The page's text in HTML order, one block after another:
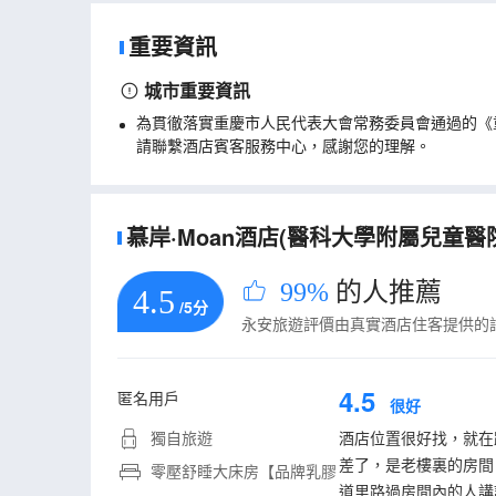
重要資訊
城市重要資訊
為貫徹落實重慶市人民代表大會常務委員會通過的
請聯繫酒店賓客服務中心，感謝您的理解。
慕岸·Moan酒店(醫科大學附屬兒童
4.5 /5分 99% 的人推薦
永安旅遊評價由真實酒店住客提供的
匿名用戶
獨自旅遊
零壓舒睡大床房【品牌乳膠
4.5
很好
酒店位置很好找，就
差了，是老樓裏的房
道里路過房間內的人